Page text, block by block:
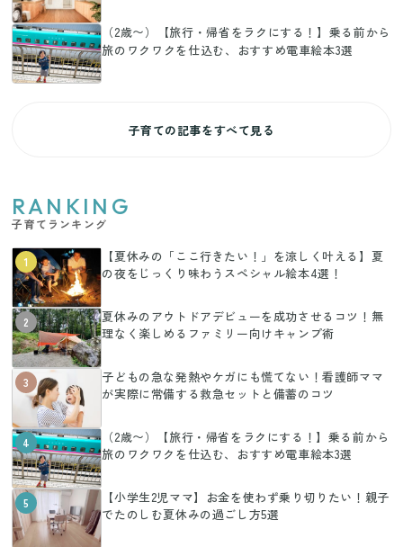
（2歳〜）【旅行・帰省をラクにする！】乗る前から
旅のワクワクを仕込む、おすすめ電車絵本3選
子育ての記事をすべて見る
RANKING
子育てランキング
1
【夏休みの「ここ行きたい！」を涼しく叶える】夏
の夜をじっくり味わうスペシャル絵本4選！
2
夏休みのアウトドアデビューを成功させるコツ！無
理なく楽しめるファミリー向けキャンプ術
3
子どもの急な発熱やケガにも慌てない！看護師ママ
が実際に常備する救急セットと備蓄のコツ
4
（2歳〜）【旅行・帰省をラクにする！】乗る前から
旅のワクワクを仕込む、おすすめ電車絵本3選
5
【小学生2児ママ】お金を使わず乗り切りたい！親子
でたのしむ夏休みの過ごし方5選